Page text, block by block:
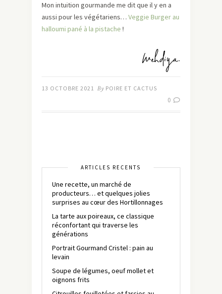
Mon intuition gourmande me dit que il y en a
aussi pour les végétariens… Veggie Burger au
halloumi pané à la pistache !
13 OCTOBRE 2021 By POIRE ET CACTUS
0
ARTICLES RÉCENTS
Une recette, un marché de
producteurs… et quelques jolies
surprises au cœur des Hortillonnages
La tarte aux poireaux, ce classique
réconfortant qui traverse les
générations
Portrait Gourmand Cristel : pain au
levain
Soupe de légumes, oeuf mollet et
oignons frits